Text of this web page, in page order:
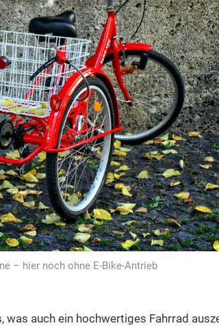
– hier noch ohne E-Bike-Antrieb
auch ein hochwertiges Fahrrad